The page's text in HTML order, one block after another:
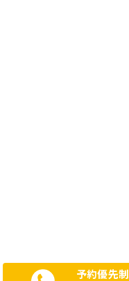
予約優先制